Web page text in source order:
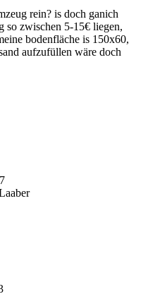
rein? is doch ganich
so zwischen 5-15€ liegen,
bodenfläche is 150x60,
aufzufüllen wäre doch